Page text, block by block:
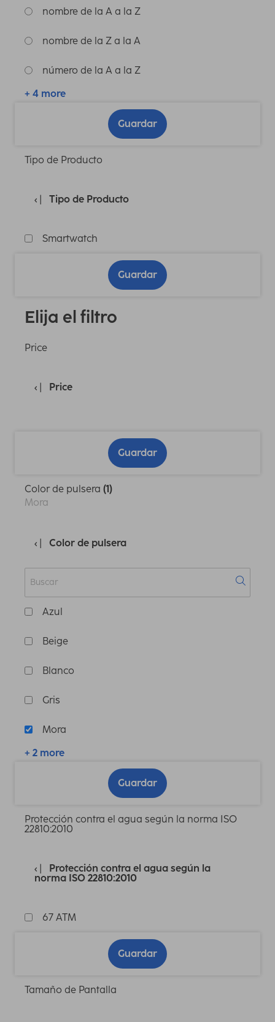
nombre de la A a la Z
nombre de la Z a la A
número de la A a la Z
+ 4 more
Guardar
Tipo de Producto
Tipo de Producto
Smartwatch
Guardar
Elija el filtro
Price
Price
Guardar
Color de pulsera (1)
Mora
Color de pulsera
Azul
Beige
Blanco
Gris
Mora
+ 2 more
Guardar
Protección contra el agua según la norma ISO
22810:2010
Protección contra el agua según la
norma ISO 22810:2010
67 ATM
Guardar
Tamaño de Pantalla